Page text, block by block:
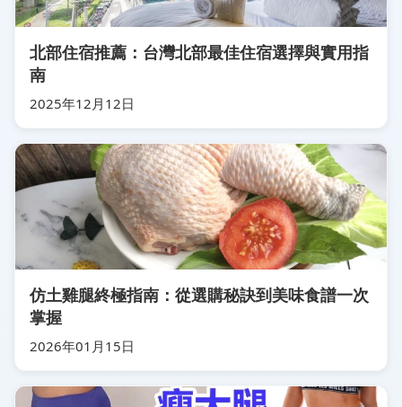
北部住宿推薦：台灣北部最佳住宿選擇與實用指
南
2025年12月12日
仿土雞腿終極指南：從選購秘訣到美味食譜一次
掌握
2026年01月15日